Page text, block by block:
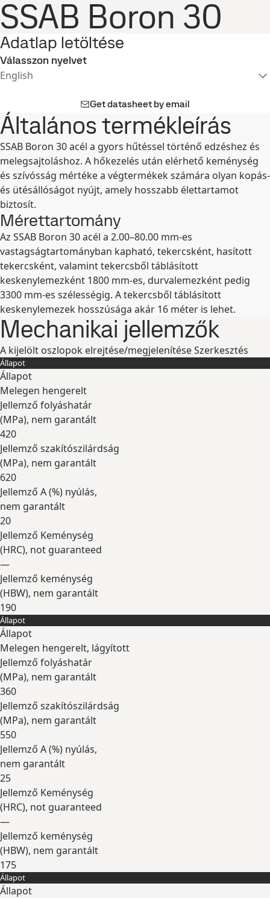
SSAB Boron 30
Adatlap letöltése
Válasszon nyelvet
English
Get datasheet by email
Általános termékleírás
SSAB Boron 30 acél a gyors hűtéssel történő edzéshez és
melegsajtoláshoz. A hőkezelés után elérhető keménység
és szívósság mértéke a végtermékek számára olyan kopás-
és ütésállóságot nyújt, amely hosszabb élettartamot
biztosít.
Mérettartomány
Az SSAB Boron 30 acél a 2.00–80.00 mm-es
vastagságtartományban kapható, tekercsként, hasított
tekercsként, valamint tekercsből táblásított
keskenylemezként 1800 mm-es, durvalemezként pedig
3300 mm-es szélességig. A tekercsből táblásított
keskenylemezek hosszúsága akár 16 méter is lehet.
Mechanikai jellemzők
A kijelölt oszlopok elrejtése/megjelenítéseSzerkesztés
Állapot
Állapot
Melegen hengerelt
Jellemző folyáshatár
(MPa), nem garantált
420
Jellemző szakítószilárdság
(MPa), nem garantált
620
Jellemző A (%) nyúlás,
nem garantált
20
Jellemző Keménység
(HRC), not guaranteed
—
Jellemző keménység
(HBW), nem garantált
190
Kibontás
Állapot
Állapot
Melegen hengerelt, lágyított
Jellemző folyáshatár
(MPa), nem garantált
360
Jellemző szakítószilárdság
(MPa), nem garantált
550
Jellemző A (%) nyúlás,
nem garantált
25
Jellemző Keménység
(HRC), not guaranteed
—
Jellemző keménység
(HBW), nem garantált
175
Kibontás
Állapot
Állapot